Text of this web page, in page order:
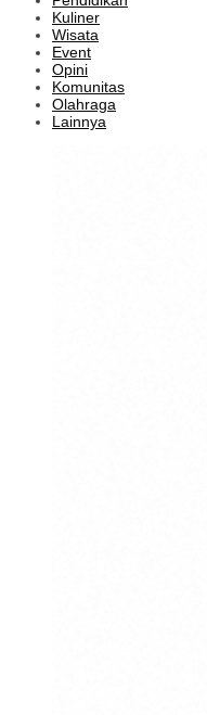
Kuliner
Wisata
Event
Opini
Komunitas
Olahraga
Lainnya